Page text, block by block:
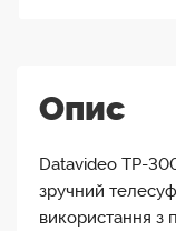
Опис
Datavideo TP-
зручний
використання з